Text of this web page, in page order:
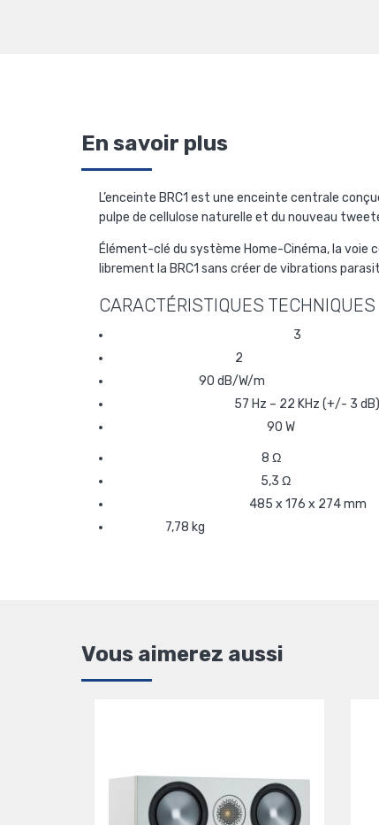
En savoir plus
L’enceinte BRC1 est une enceinte centrale
pulpe de cellulose naturelle et du nouveau
Élément-clé du système Home-Cinéma, la voie
librement la BRC1 sans créer de vibrations
CARACTÉRISTIQUES TECHNIQUES
3
2
90 dB/W/m
57 Hz – 22 KHz (+/- 3 dB)
90 W
8 Ω
5,3 Ω
485 x 176 x 274 mm
7,78 kg
Vous aimerez aussi